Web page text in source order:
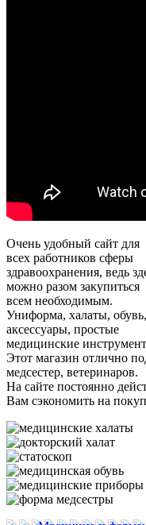
Очень удобный сайт для
всех работников сферы
здравоохранения, ведь
можно разом закупиться
всем необходимым.
Униформа, халаты, обувь,
аксессуары, простые
медицинские
Этот магазин отлично
медсестер, ветеринаров.
На сайте постоянно
Вам сэкономить на